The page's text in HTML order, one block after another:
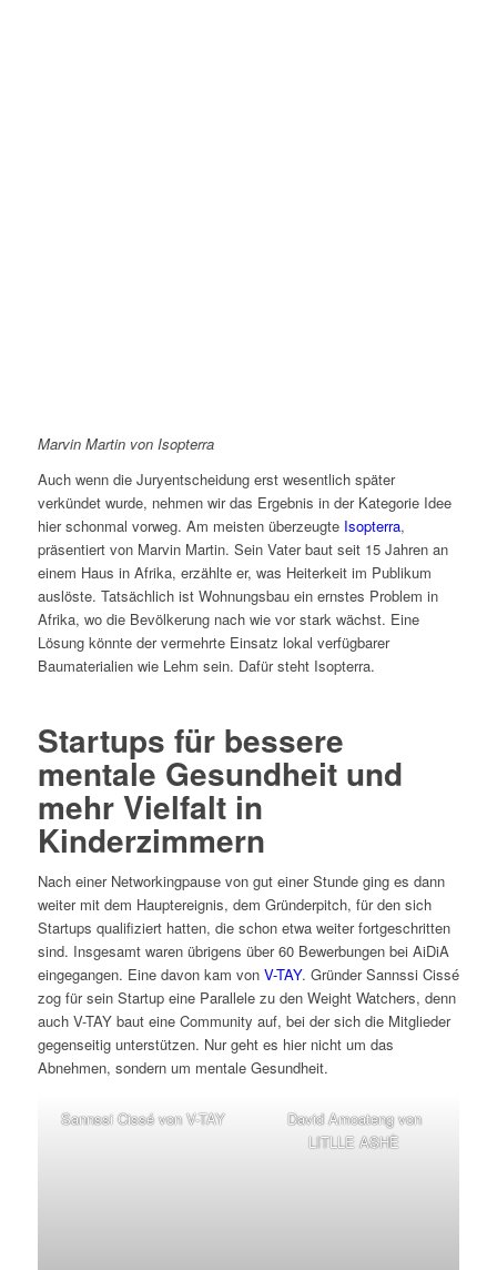
Marvin Martin von Isopterra
Auch wenn die Juryentscheidung erst wesentlich später
verkündet wurde, nehmen wir das Ergebnis in der Kategorie Idee
hier schonmal vorweg. Am meisten überzeugte Isopterra,
präsentiert von Marvin Martin. Sein Vater baut seit 15 Jahren an
einem Haus in Afrika, erzählte er, was Heiterkeit im Publikum
auslöste. Tatsächlich ist Wohnungsbau ein ernstes Problem in
Afrika, wo die Bevölkerung nach wie vor stark wächst. Eine
Lösung könnte der vermehrte Einsatz lokal verfügbarer
Baumaterialien wie Lehm sein. Dafür steht Isopterra.
Startups für bessere
mentale Gesundheit und
mehr Vielfalt in
Kinderzimmern
Nach einer Networkingpause von gut einer Stunde ging es dann
weiter mit dem Hauptereignis, dem Gründerpitch, für den sich
Startups qualifiziert hatten, die schon etwa weiter fortgeschritten
sind. Insgesamt waren übrigens über 60 Bewerbungen bei AiDiA
eingegangen. Eine davon kam von V-TAY. Gründer Sannssi Cissé
zog für sein Startup eine Parallele zu den Weight Watchers, denn
auch V-TAY baut eine Community auf, bei der sich die Mitglieder
gegenseitig unterstützen. Nur geht es hier nicht um das
Abnehmen, sondern um mentale Gesundheit.
Sannssi Cissé von V-TAY
David Amoateng von
LITLLE ASHÈ